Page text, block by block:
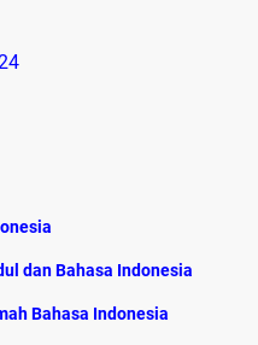
dan Bahasa Indonesia
Bahasa Indonesia